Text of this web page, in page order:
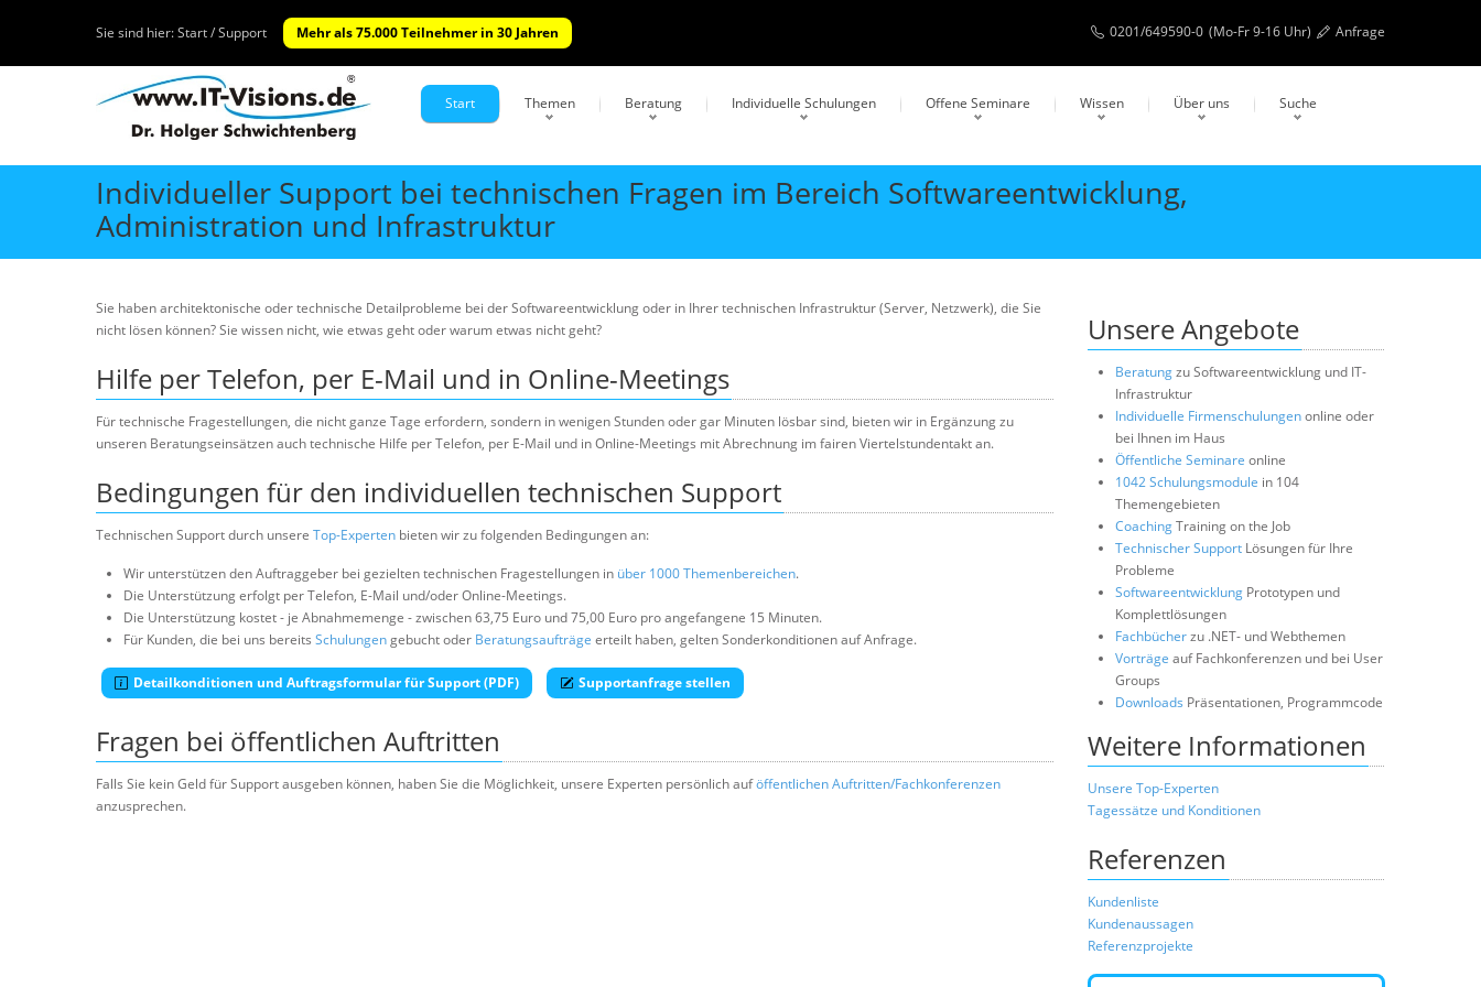
Sie sind hier:Start / Support Mehr als 75.000 Teilnehmer in 30 Jahren 0201/649590-0 (Mo-Fr 9-16 Uhr) Anfrage
Start Themen Beratung Individuelle Schulungen Offene Seminare Wissen Über uns Suche
Individueller Support bei technischen Fragen im Bereich Softwareentwicklung,
Administration und Infrastruktur
Sie haben architektonische oder technische Detailprobleme bei der Softwareentwicklung oder in Ihrer technischen Infrastruktur (Server, Netzwerk), die Sie
nicht lösen können? Sie wissen nicht, wie etwas geht oder warum etwas nicht geht?
Hilfe per Telefon, per E-Mail und in Online-Meetings
Für technische Fragestellungen, die nicht ganze Tage erfordern, sondern in wenigen Stunden oder gar Minuten lösbar sind, bieten wir in Ergänzung zu
unseren Beratungseinsätzen auch technische Hilfe per Telefon, per E-Mail und in Online-Meetings mit Abrechnung im fairen Viertelstundentakt an.
Bedingungen für den individuellen technischen Support
Technischen Support durch unsere Top-Experten bieten wir zu folgenden Bedingungen an:
Wir unterstützen den Auftraggeber bei gezielten technischen Fragestellungen in über 1000 Themenbereichen.
Die Unterstützung erfolgt per Telefon, E-Mail und/oder Online-Meetings.
Die Unterstützung kostet - je Abnahmemenge - zwischen 63,75 Euro und 75,00 Euro pro angefangene 15 Minuten.
Für Kunden, die bei uns bereits Schulungengebucht oder Beratungsaufträge erteilt haben, gelten Sonderkonditionen auf Anfrage.
Detailkonditionen und Auftragsformular für Support (PDF) Supportanfrage stellen
Fragen bei öffentlichen Auftritten
Falls Sie kein Geld für Support ausgeben können, haben Sie die Möglichkeit, unsere Experten persönlich auföffentlichen Auftritten/Fachkonferenzen
anzusprechen.
Unsere Angebote
Beratungzu Softwareentwicklung und IT-
Infrastruktur
Individuelle Firmenschulungenonline oder
bei Ihnen im Haus
Öffentliche Seminare online
1042 Schulungsmodule in 104
Themengebieten
CoachingTraining on the Job
Technischer Support Lösungen für Ihre
Probleme
Softwareentwicklung Prototypen und
Komplettlösungen
Fachbücherzu .NET- und Webthemen
Vorträge auf Fachkonferenzen und bei User
Groups
Downloads Präsentationen, Programmcode
Weitere Informationen
Unsere Top-Experten
Tagessätze und Konditionen
Referenzen
Kundenliste
Kundenaussagen
Referenzprojekte